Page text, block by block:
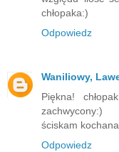
chłopaka:)
Odpowiedz
Waniliowy,
Piękna!
zachwycony:)
ściskam kochana
Odpowiedz